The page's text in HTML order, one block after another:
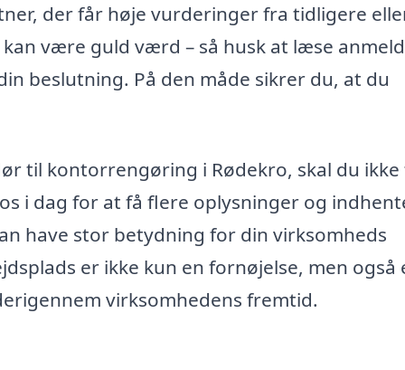
der får høje vurderinger fra tidligere
være guld værd – så husk at læse
beslutning. På den måde sikrer du, at du
til kontorrengøring i Rødekro, skal du
i dag for at få flere oplysninger og
have stor betydning for din virksomheds
er ikke kun en fornøjelse, men også
virksomhedens fremtid.